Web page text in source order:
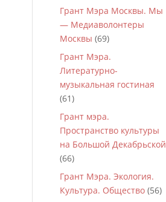
Грант Мэра Москвы. Мы
— Медиаволонтеры
Москвы (69)
Грант Мэра.
Литературно-
музыкальная гостиная
(61)
Грант мэра.
Пространство культуры
на Большой Декабрьской
(66)
Грант Мэра. Экология.
Культура. Общество (56)